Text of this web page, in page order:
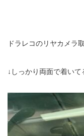
ドラレコのリヤカメラ
↓しっかり両面で着いて